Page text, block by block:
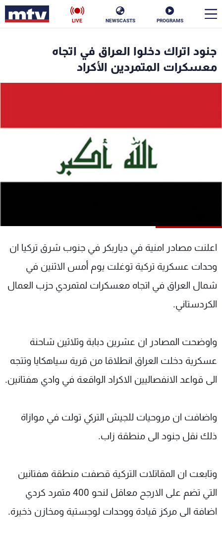
PROGRAMS
NEWSCASTS
LIVE
جنود اتراك دخلوا العراق في اتجاه
معسكرات المتمردين الأكراد
اعلنت مصادر امنية في دياربكر في جنوب شرق تركيا ان
وحدات عسكرية تركية توغلت يوم أمس الاثنين في
شمال العراق في اتجاه معسكرات لمتمردي حزب العمال
الكردستاني.
واوضحت المصادر ان عشرين دبابة وثلاثين شاحنة
عسكرية دخلت العراق انطلاقا من قرية سياهكايا وتتجه
الى قواعد الانفصاليين الاكراد الواقعة في وادي هفتانين.
واضافت ان مروحيات للجيش التركي تولت في موازاة
ذلك نقل جنود الى منطقة زاب.
وتابعت ان المقاتلات التركية قصفت منطقة هفتانين
التي تضم على الارجح معاقل لنحو 400 متمرد كردي
اضافة الى مركز قيادة ووحدات لوجستية ومخازن ذخيرة.
الأخبار
رياضة
الترددات
الإنـتـاج
لاعلاناتكم
تواصل معنا